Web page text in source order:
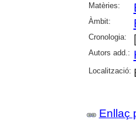
Matèries:
Àmbit:
Cronologia:
Autors add.:
Localització:
Enllaç